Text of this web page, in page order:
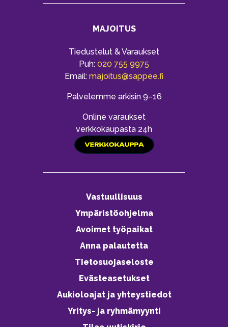
MAJOITUS
Tiedustelut & Varaukset
Puh: 020 755 9975
Email: majoitus@sappee.fi
Palvelemme arkisin 9–16
Online varaukset
verkkokaupasta 24h
Vastuullisuus
Ympäristöohjelma
Avoimet työpaikat
Anna palautetta
Tietosuojaseloste
Evästeasetukset
Aukioloajat ja yhteystiedot
Yritys- ja ryhmämyynti